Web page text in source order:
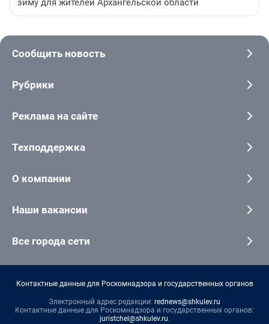
зиму для жителей Архангельской области
Сообщить новость
Рубрики
Реклама на сайте
Техподдержка
О компании
Наши вакансии
Все города сети
Контактные данные для Роскомнадзора и государственных органов
Электронный адрес редакции: rednews@shkulev.ru
Контактные данные для Роскомнадзора и государственных органов:
juristchel@shkulev.ru.